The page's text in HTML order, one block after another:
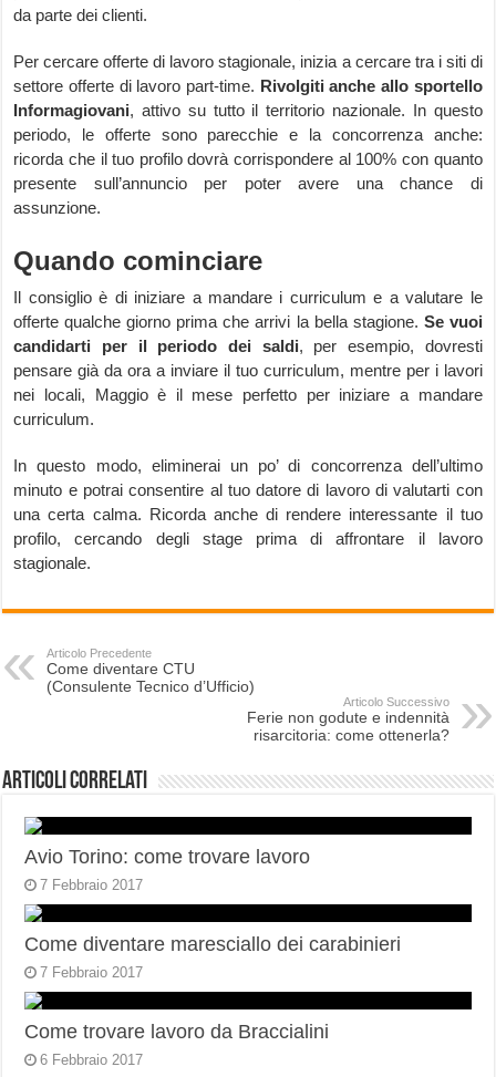
da parte dei clienti.
Per cercare offerte di lavoro stagionale, inizia a cercare tra i siti di
settore offerte di lavoro part-time. Rivolgiti anche allo sportello
Informagiovani, attivo su tutto il territorio nazionale. In questo
periodo, le offerte sono parecchie e la concorrenza anche:
ricorda che il tuo profilo dovrà corrispondere al 100% con quanto
presente sull’annuncio per poter avere una chance di
assunzione.
Quando cominciare
Il consiglio è di iniziare a mandare i curriculum e a valutare le
offerte qualche giorno prima che arrivi la bella stagione. Se vuoi
candidarti per il periodo dei saldi, per esempio, dovresti
pensare già da ora a inviare il tuo curriculum, mentre per i lavori
nei locali, Maggio è il mese perfetto per iniziare a mandare
curriculum.
In questo modo, eliminerai un po’ di concorrenza dell’ultimo
minuto e potrai consentire al tuo datore di lavoro di valutarti con
una certa calma. Ricorda anche di rendere interessante il tuo
profilo, cercando degli stage prima di affrontare il lavoro
stagionale.
Articolo Precedente
Come diventare CTU
(Consulente Tecnico d’Ufficio)
Articolo Successivo
Ferie non godute e indennità
risarcitoria: come ottenerla?
Articoli correlati
Avio Torino: come trovare lavoro
7 Febbraio 2017
Come diventare maresciallo dei carabinieri
7 Febbraio 2017
Come trovare lavoro da Braccialini
6 Febbraio 2017